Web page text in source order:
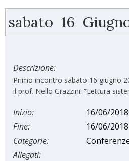
sabato 16
Descrizione:
Primo incontro sabato 16 giugno
il prof. Nello Grazzini: “Lettura
Inizio:
16/06/
Fine:
16/06/
Categorie:
Allegati: